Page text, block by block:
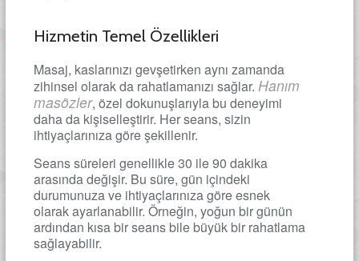
Hizmetin Temel Özellikleri
Masaj, kaslarınızı gevşetirken aynı zamanda
zihinsel olarak da rahatlamanızı sağlar. Hanım
masözler, özel dokunuşlarıyla bu deneyimi
daha da kişiselleştirir. Her seans, sizin
ihtiyaçlarınıza göre şekillenir.
Seans süreleri genellikle 30 ile 90 dakika
arasında değişir. Bu süre, gün içindeki
durumunuza ve ihtiyaçlarınıza göre esnek
olarak ayarlanabilir. Örneğin, yoğun bir günün
ardından kısa bir seans bile büyük bir rahatlama
sağlayabilir.